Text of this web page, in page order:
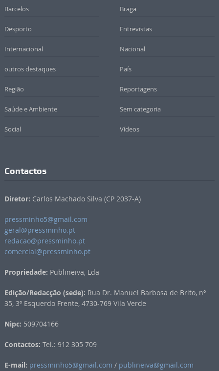
Barcelos Braga
Desporto Entrevistas
Internacional Nacional
outros destaques País
Região Reportagens
Saúde e Ambiente Sem categoria
Social Vídeos
Contactos
Diretor: Carlos Machado Silva (CP 2037-A)
pressminho5@gmail.com
geral@pressminho.pt
redacao@pressminho.pt
comercial@pressminho.pt
Propriedade: Publineiva, Lda
Edição/Redacção (sede): Rua Dr. Manuel Barbosa de Brito, nº
35, 3º Esquerdo Frente, 4730-769 Vila Verde
Nipc: 509704166
Contactos: Tel.: 912 305 709
E-mail: pressminho5@gmail.com / publineiva@gmail.com